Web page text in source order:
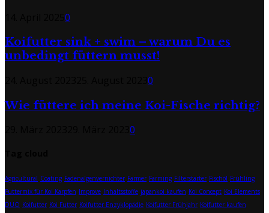
0
Koifutter sink + swim – warum Du es
unbedingt füttern musst!
0
Wie füttere ich meine Koi-Fische richtig?
0
Agricultural Coating Fadenalgenvernichter Farmer Farming Filterstarter Fischöl Frühling
Futtermix für Koi Karpfen Improve Inhaltsstoffe japankoi kaufen Koi Concept Koi Elements
DUO Koifutter Koi Futter Koifutter Enzyklopädie Koifutter Frühjahr Koifutter kaufen